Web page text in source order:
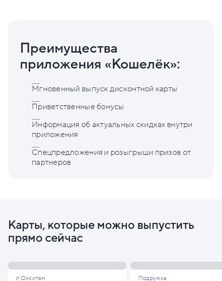
Преимущества
приложения «Кошелёк»:
Мгновенный выпуск дисконтной карты
Приветственные бонусы
Информация об актуальных скидках внутри
приложения
Спецпредложения и розыгрыши призов от
партнеров
Карты, которые можно выпустить
прямо сейчас
л'Окситан Подружка